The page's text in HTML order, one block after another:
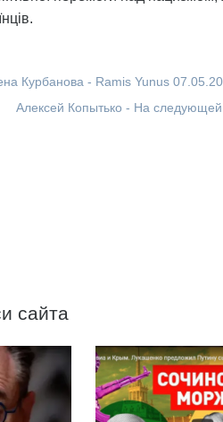
Курбанова - Ramis Yunus
Алексей Копытько - На
сайта